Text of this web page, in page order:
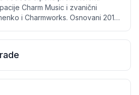
Charm Music i zvanični
i Charmworks. Osnovani 2018.
oblikujući lokalnu muzičku
produkciju događaja i
koncerte. Tokom godina ponosno